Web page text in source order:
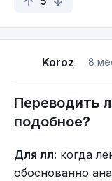
Да, в статьях
https://
Koroz 8
Переводить
подобное?
Для лл: когда
обоснованно